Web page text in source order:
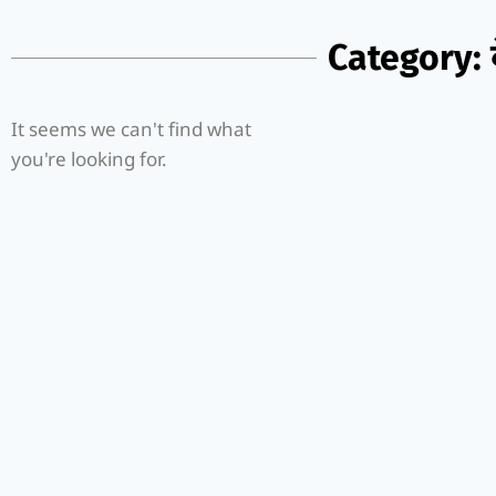
Category:
It seems we can't find what
you're looking for.